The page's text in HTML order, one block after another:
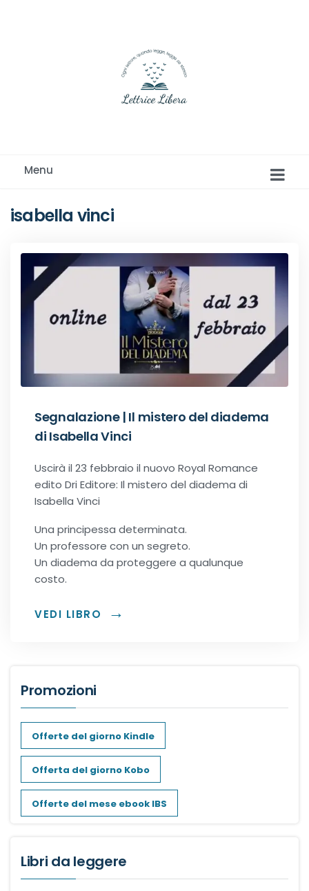
Menu
Romance e Romanzi rosa
Recensioni Narrativa
Classici
Age-gap romance
Bikers romance
Chick-Lit
Mafia romance
Medical romance
Music Romance
isabella vinci
Segnalazione | Il mistero del diadema
di Isabella Vinci
Uscirà il 23 febbraio il nuovo Royal Romance
edito Dri Editore: Il mistero del diadema di
Isabella Vinci
Una principessa determinata.
Un professore con un segreto.
Un diadema da proteggere a qualunque
costo.
VEDI LIBRO
Promozioni
Offerte del giorno Kindle
Offerta del giorno Kobo
Offerte del mese ebook IBS
Libri da leggere